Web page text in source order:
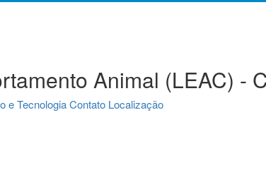
Animal (LEAC) -
e TecnologiaContato Localização